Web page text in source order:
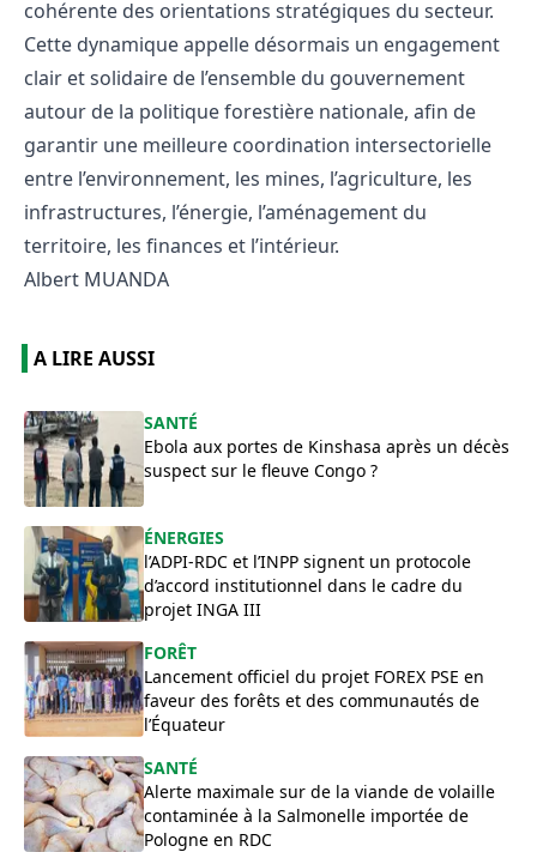
cohérente des orientations stratégiques du secteur.
Cette dynamique appelle désormais un engagement
clair et solidaire de l’ensemble du gouvernement
autour de la politique forestière nationale, afin de
garantir une meilleure coordination intersectorielle
entre l’environnement, les mines, l’agriculture, les
infrastructures, l’énergie, l’aménagement du
territoire, les finances et l’intérieur.
Albert MUANDA
A LIRE AUSSI
SANTÉ
Ebola aux portes de Kinshasa après un décès
suspect sur le fleuve Congo ?
ÉNERGIES
l’ADPI-RDC et l’INPP signent un protocole
d’accord institutionnel dans le cadre du
projet INGA III
FORÊT
Lancement officiel du projet FOREX PSE en
faveur des forêts et des communautés de
l’Équateur
SANTÉ
Alerte maximale sur de la viande de volaille
contaminée à la Salmonelle importée de
Pologne en RDC